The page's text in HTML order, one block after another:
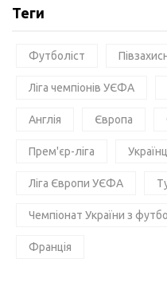
Теги
Футболіст
Ліга чемпіонів УЄФА
Англія Європа
Прем'єр-ліга
Ліга Європи УЄФА
Чемпіонат України з
Франція